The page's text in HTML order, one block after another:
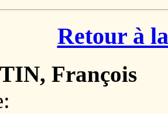
Retour à
François